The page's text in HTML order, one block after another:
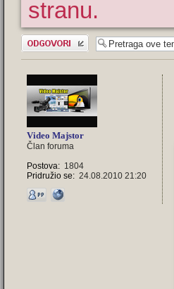
stranu.
Odgovori
Video Majstor
Član foruma
Postova: 1804
Pridružio se: 24.08.2010 21:20